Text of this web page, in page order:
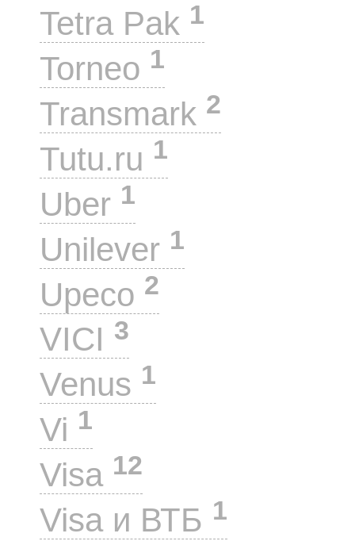
Tetra Pak 1
Torneo 1
Transmark 2
Tutu.ru 1
Uber 1
Unilever 1
Upeco 2
VICI 3
Venus 1
Vi 1
Visa 12
Visa и ВТБ 1